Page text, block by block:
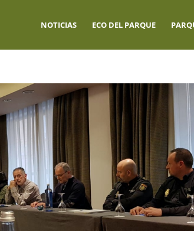
NOTICIAS ECO DEL PARQUE